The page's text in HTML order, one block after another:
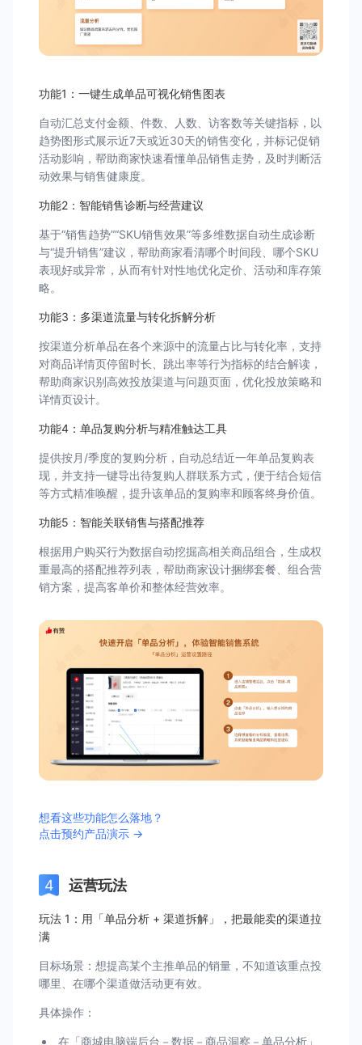
功能1：一键生成单品可视化销售图表
自动汇总支付金额、件数、人数、访客数等关键指标，以
趋势图形式展示近7天或近30天的销售变化，并标记促销
活动影响，帮助商家快速看懂单品销售走势，及时判断活
动效果与销售健康度。
功能2：智能销售诊断与经营建议
基于“销售趋势”“SKU销售效果”等多维数据自动生成诊断
与“提升销售”建议，帮助商家看清哪个时间段、哪个SKU
表现好或异常，从而有针对性地优化定价、活动和库存策
略。
功能3：多渠道流量与转化拆解分析
按渠道分析单品在各个来源中的流量占比与转化率，支持
对商品详情页停留时长、跳出率等行为指标的结合解读，
帮助商家识别高效投放渠道与问题页面，优化投放策略和
详情页设计。
功能4：单品复购分析与精准触达工具
提供按月/季度的复购分析，自动总结近一年单品复购表
现，并支持一键导出待复购人群联系方式，便于结合短信
等方式精准唤醒，提升该单品的复购率和顾客终身价值。
功能5：智能关联销售与搭配推荐
根据用户购买行为数据自动挖掘高相关商品组合，生成权
重最高的搭配推荐列表，帮助商家设计捆绑套餐、组合营
销方案，提高客单价和整体经营效率。
想看这些功能怎么落地？
点击预约产品演示 →
运营玩法
玩法 1：用「单品分析 + 渠道拆解」，把最能卖的渠道拉
满
目标场景：想提高某个主推单品的销量，不知道该重点投
哪里、在哪个渠道做活动更有效。
具体操作：
在「商城电脑端后台－数据－商品洞察－单品分析」